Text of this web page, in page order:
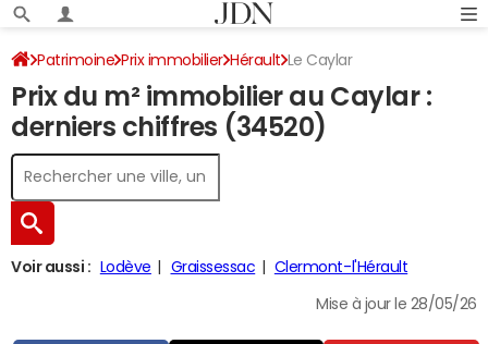
Patrimoine Prix immobilier Hérault Le Caylar
Prix du m² immobilier au Caylar :
derniers chiffres (34520)
Voir aussi : Lodève Graissessac Clermont-l'Hérault
Mise à jour le 28/05/26